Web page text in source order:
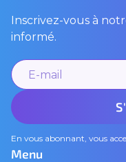
Inscrivez-vous à
informé.
En vous abonnant, vous
Menu